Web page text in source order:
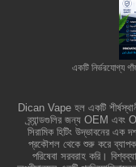
একটি নির্ভরযোগ্য
Dican Vape হল একটি
ব্র্যান্ডগুলির জন্য OEM এবং
সিরামিক হিটিং উদ্ভাবনের
প্রকৌশল থেকে শুরু করে ব্যাপক
পরিষেবা সরবরাহ করি।